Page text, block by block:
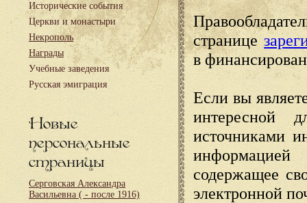
Исторические события
Церкви и монастыри
Некрополь
Награды
Учебные заведения
Русская эмиграция
Новые
персональные
страницы
Серговская Александра
Васильевна ( - после 1916)
странице
в
Если вы
интересной
источниками
содержащее
электронной